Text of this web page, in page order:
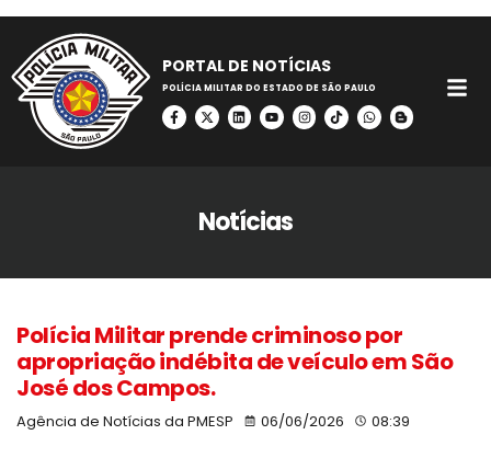
PORTAL DE NOTÍCIAS
POLÍCIA MILITAR DO ESTADO DE SÃO PAULO
Notícias
Polícia Militar prende criminoso por
apropriação indébita de veículo em São
José dos Campos.
Agência de Notícias da PMESP 06/06/2026 08:39